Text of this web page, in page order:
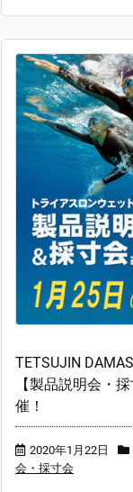
TETSUJIN
【製品説明会・
催！
2020年1月22日
会・採寸会